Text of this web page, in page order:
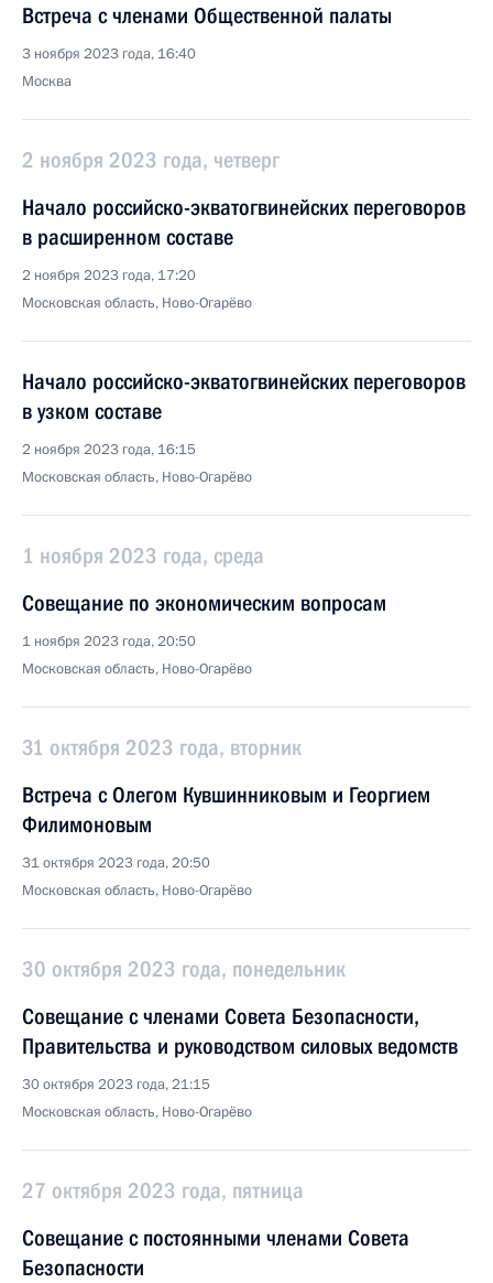
Встреча с членами Общественной палаты
3 ноября 2023 года, 16:40
Москва
2 ноября 2023 года, четверг
Начало российско-экватогвинейских переговоров
в расширенном составе
2 ноября 2023 года, 17:20
Московская область, Ново-Огарёво
Начало российско-экватогвинейских переговоров
в узком составе
2 ноября 2023 года, 16:15
Московская область, Ново-Огарёво
1 ноября 2023 года, среда
Совещание по экономическим вопросам
1 ноября 2023 года, 20:50
Московская область, Ново-Огарёво
31 октября 2023 года, вторник
Встреча с Олегом Кувшинниковым и Георгием
Филимоновым
31 октября 2023 года, 20:50
Московская область, Ново-Огарёво
30 октября 2023 года, понедельник
Совещание с членами Совета Безопасности,
Правительства и руководством силовых ведомств
30 октября 2023 года, 21:15
Московская область, Ново-Огарёво
27 октября 2023 года, пятница
Совещание с постоянными членами Совета
Безопасности